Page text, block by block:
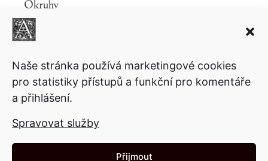
Naše stránka používá marketingové cookies
pro statistiky přístupů a funkční pro komentáře
a přihlášení.
Spravovat služby
Přijmout
Okruhy
Copyright
Lifestyle Motivační Politika Povídky
Psychologie Přednášky Sci-fi
Články